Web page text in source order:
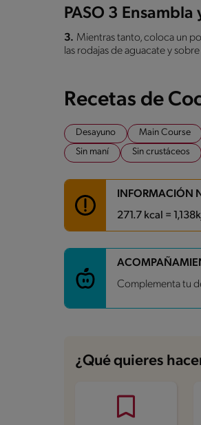
PASO 3 Ensambla
3. Mientras tanto, coloca un
las rodajas de aguacate y
Recetas de
Desayuno Main Course
Sin maní
Sin crustáceos
INFORMACIÓN
271.7 kcal =
Carbohidratos
Grasas 16.9 g
Azúcares
2.4 g
Complementa tu
¿Qué quieres